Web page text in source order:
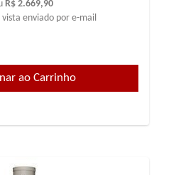
R$ 2.669,90
enviado por e-mail